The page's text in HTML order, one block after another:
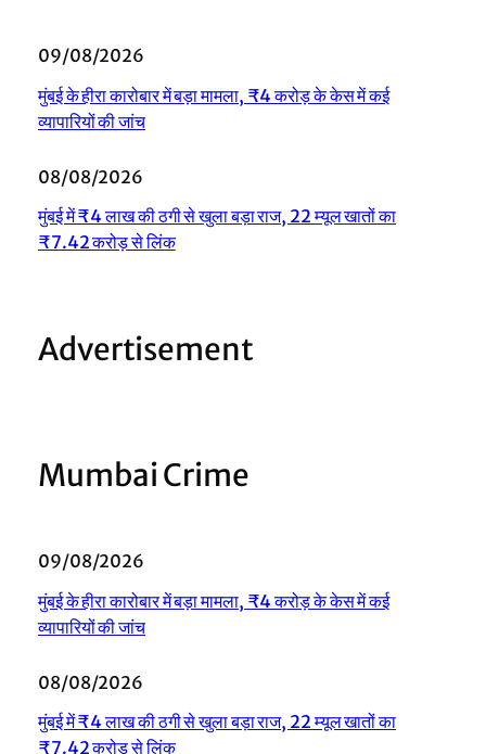
09/08/2026
मुंबई के हीरा कारोबार में बड़ा मामला, ₹4 करोड़ के केस में कई
व्यापारियों की जांच
08/08/2026
मुंबई में ₹4 लाख की ठगी से खुला बड़ा राज, 22 म्यूल खातों का
₹7.42 करोड़ से लिंक
Advertisement
Mumbai Crime
09/08/2026
मुंबई के हीरा कारोबार में बड़ा मामला, ₹4 करोड़ के केस में कई
व्यापारियों की जांच
08/08/2026
मुंबई में ₹4 लाख की ठगी से खुला बड़ा राज, 22 म्यूल खातों का
₹7.42 करोड़ से लिंक